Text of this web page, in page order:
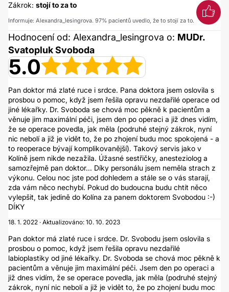
Zákrok: stojí to za to
Informuje: Alexandra_lesingrova. 97% pacientů uvedlo, že to stojí za to.
Hodnocení od: Alexandra_lesingrova o: MUDr.
Svatopluk Svoboda
5.0
Pan doktor má zlaté ruce i srdce. Pana doktora jsem oslovila s
prosbou o pomoc, když jsem řešila opravu nezdařilé operace od
jiné lékařky. Dr. Svoboda se chová moc pěkně k pacientům a
věnuje jim maximální péči, jsem den po operaci a již dnes vidím,
že se operace povedla, jak měla (podruhé stejný zákrok, nyní
nic nebolí a již je vidět to, že po zhojení budu moc spokojená - a
to reoperace bývají komplikovanější). Takový servis jako v
Kolíně jsem nikde nezažila. Úžasné sestřičky, anesteziolog a
samozřejmě pan doktor... Díky personálu jsem neměla strach z
výkonu. Celou noc jste pod dohledem a stále se o vás starají,
zda vám něco nechybí. Pokud do budoucna budu chtít něco
vylepšit, tak jedině do Kolína za panem doktorem Svobodou :-)
DÍKY
18. 1. 2022 · Aktualizováno: 10. 10. 2023
Pan doktor má zlaté ruce i srdce. Dr. Svobodu jsem oslovila s
prosbou o pomoc, když jsem řešila opravu nezdařilé
labioplastiky od jiné lékařky. Dr. Svoboda se chová moc pěkně k
pacientům a věnuje jim maximální péči. Jsem den po operaci a
již dnes vidím, že se operace povedla, jak měla (podruhé stejný
zákrok, nyní nic nebolí a již je vidět to, že po zhojení budu moc